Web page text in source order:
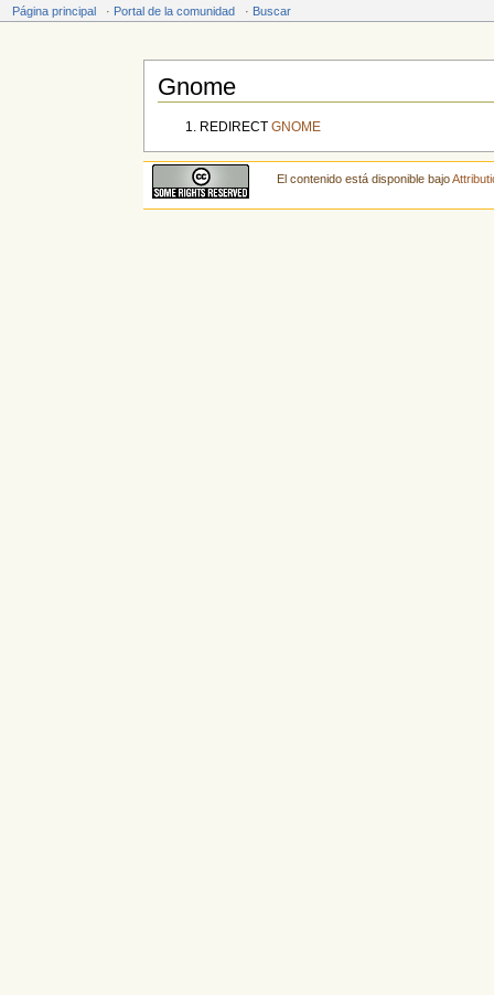
Página principal · Portal de la comunidad · Buscar
Gnome
REDIRECTGNOME
El contenido está disponible bajo